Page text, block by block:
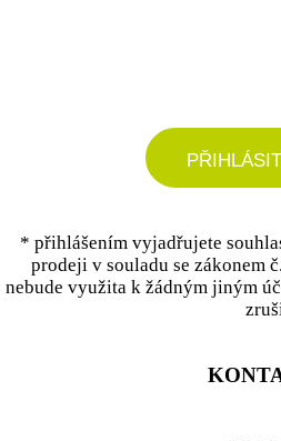
* přihlášením vyjadřujete
prodeji v souladu se zákonem
nebude využita k žádným jiným